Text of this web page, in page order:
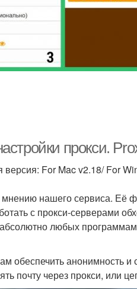
прокси.
For Mac v2.18/ For
нашего сервиса. Её
с прокси-серверами
любых
обеспечить анонимность и
почту через прокси, или